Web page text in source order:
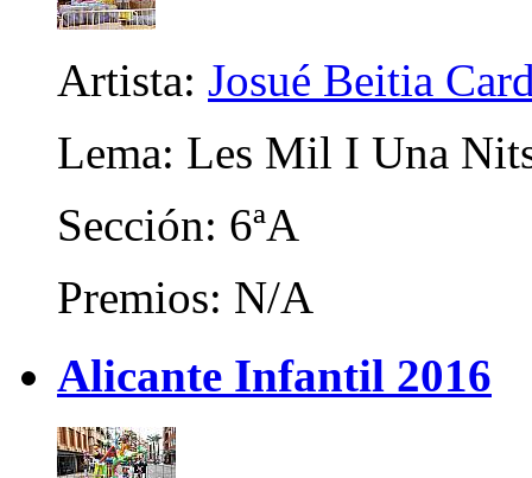
Artista: Josué Beitia
Lema: Les Mil I Una
Sección: 6ªA
Premios: N/A
Alicante Infantil 2016